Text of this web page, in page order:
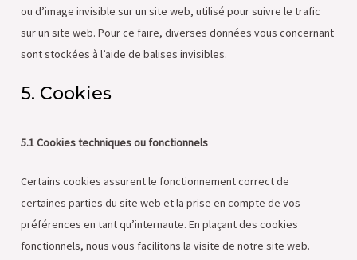
ou d’image invisible sur un site web, utilisé pour suivre le trafic
sur un site web. Pour ce faire, diverses données vous concernant
sont stockées à l’aide de balises invisibles.
5. Cookies
5.1 Cookies techniques ou fonctionnels
Certains cookies assurent le fonctionnement correct de
certaines parties du site web et la prise en compte de vos
préférences en tant qu’internaute. En plaçant des cookies
fonctionnels, nous vous facilitons la visite de notre site web.